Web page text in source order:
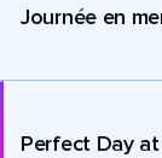
Journée en
Perfect Day